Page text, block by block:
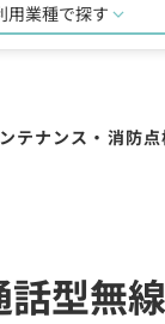
用業種で探す
テナンス・消防点
型無